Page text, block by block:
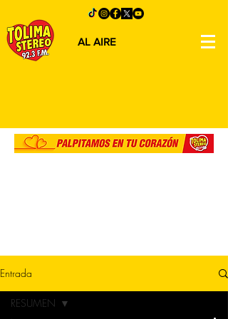
AL AIRE
Entrada
RESUMEN